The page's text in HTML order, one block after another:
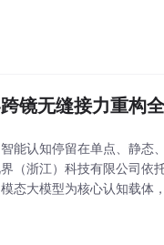
镜无缝接力重构
能认知停留在单点、静态
（浙江）科技有限公司依
态大模型为核心认知载体